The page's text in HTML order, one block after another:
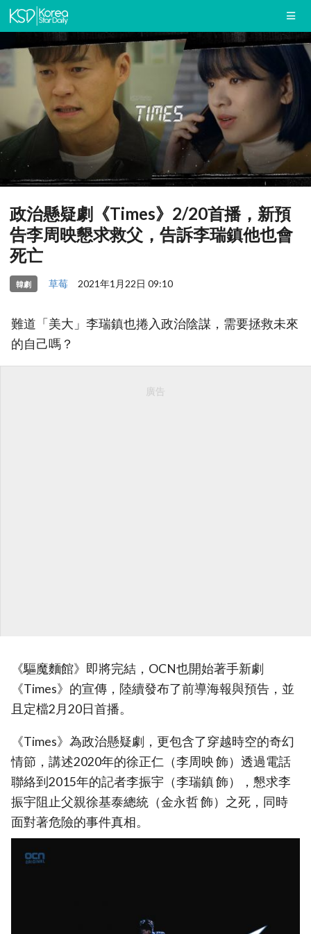
政治懸疑劇《Times》2/20首播，新預
告李周映懇求救父，告訴李瑞鎮他也會
死亡
韓劇 草莓 2021年1月22日 09:10
難道「美大」李瑞鎮也捲入政治陰謀，需要拯救未來
的自己嗎？
廣告
《驅魔麵館》即將完結，OCN也開始著手新劇
《Times》的宣傳，陸續發布了前導海報與預告，並
且定檔2月20日首播。
《Times》為政治懸疑劇，更包含了穿越時空的奇幻
情節，講述2020年的徐正仁（李周映 飾）透過電話
聯絡到2015年的記者李振宇（李瑞鎮 飾），懇求李
振宇阻止父親徐基泰總統（金永哲 飾）之死，同時
面對著危險的事件真相。